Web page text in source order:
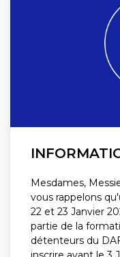
Mesdames,
vous rappelons
22 et 23 Janvier
partie de la
détenteurs du